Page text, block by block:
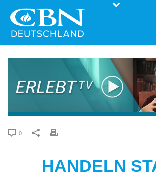
0
HANDELN